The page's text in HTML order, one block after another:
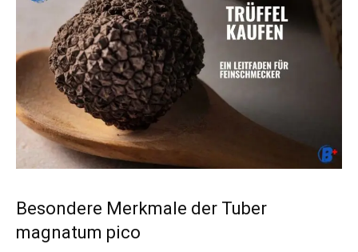
Besondere Merkmale der Tuber
magnatum pico